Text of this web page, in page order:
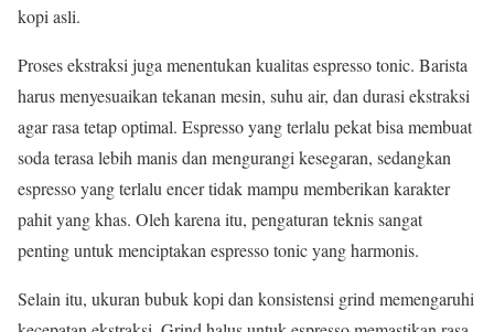
kopi asli.
Proses ekstraksi juga menentukan kualitas espresso tonic. Barista
harus menyesuaikan tekanan mesin, suhu air, dan durasi ekstraksi
agar rasa tetap optimal. Espresso yang terlalu pekat bisa membuat
soda terasa lebih manis dan mengurangi kesegaran, sedangkan
espresso yang terlalu encer tidak mampu memberikan karakter
pahit yang khas. Oleh karena itu, pengaturan teknis sangat
penting untuk menciptakan espresso tonic yang harmonis.
Selain itu, ukuran bubuk kopi dan konsistensi grind memengaruhi